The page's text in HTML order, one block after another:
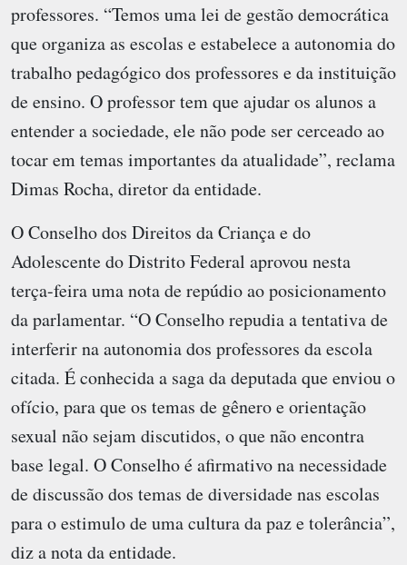
professores. “Temos uma lei de gestão democrática
que organiza as escolas e estabelece a autonomia do
trabalho pedagógico dos professores e da instituição
de ensino. O professor tem que ajudar os alunos a
entender a sociedade, ele não pode ser cerceado ao
tocar em temas importantes da atualidade”, reclama
Dimas Rocha, diretor da entidade.
O Conselho dos Direitos da Criança e do
Adolescente do Distrito Federal aprovou nesta
terça-feira uma nota de repúdio ao posicionamento
da parlamentar. “O Conselho repudia a tentativa de
interferir na autonomia dos professores da escola
citada. É conhecida a saga da deputada que enviou o
ofício, para que os temas de gênero e orientação
sexual não sejam discutidos, o que não encontra
base legal. O Conselho é afirmativo na necessidade
de discussão dos temas de diversidade nas escolas
para o estimulo de uma cultura da paz e tolerância”,
diz a nota da entidade.